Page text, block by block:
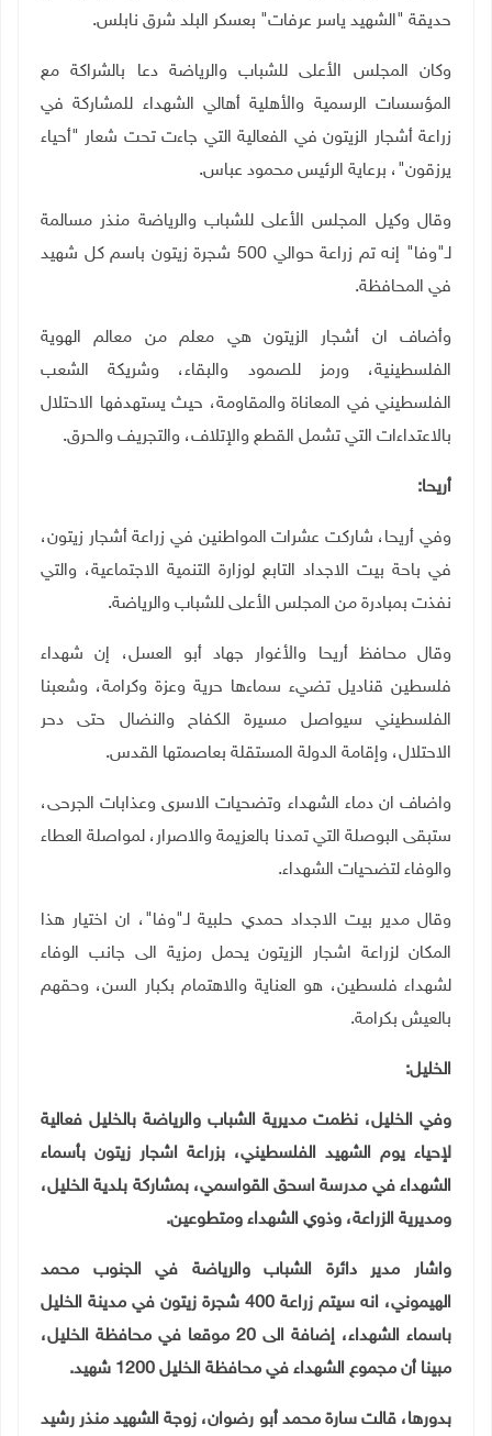
حديقة "الشهيد ياسر عرفات" بعسكر البلد شرق نابلس.
وكان المجلس الأعلى للشباب والرياضة دعا بالشراكة مع
المؤسسات الرسمية والأهلية أهالي الشهداء للمشاركة في
زراعة أشجار الزيتون في الفعالية التي جاءت تحت شعار "أحياء
يرزقون"، برعاية الرئيس محمود عباس.
وقال وكيل المجلس الأعلى للشباب والرياضة منذر مسالمة
لـ"وفا" إنه تم زراعة حوالي 500 شجرة زيتون باسم كل شهيد
في المحافظة.
وأضاف ان أشجار الزيتون هي معلم من معالم الهوية
الفلسطينية، ورمز للصمود والبقاء، وشريكة الشعب
الفلسطيني في المعاناة والمقاومة، حيث يستهدفها الاحتلال
بالاعتداءات التي تشمل القطع والإتلاف، والتجريف والحرق.
أريحا:
وفي أريحا، شاركت عشرات المواطنين في زراعة أشجار زيتون،
في باحة بيت الاجداد التابع لوزارة التنمية الاجتماعية، والتي
نفذت بمبادرة من المجلس الأعلى للشباب والرياضة.
وقال محافظ أريحا والأغوار جهاد أبو العسل، إن شهداء
فلسطين قناديل تضيء سماءها حرية وعزة وكرامة، وشعبنا
الفلسطيني سيواصل مسيرة الكفاح والنضال حتى دحر
الاحتلال، وإقامة الدولة المستقلة بعاصمتها القدس.
واضاف ان دماء الشهداء وتضحيات الاسرى وعذابات الجرحى،
ستبقى البوصلة التي تمدنا بالعزيمة والاصرار، لمواصلة العطاء
والوفاء لتضحيات الشهداء.
وقال مدير بيت الاجداد حمدي حلبية لـ"وفا"، ان اختيار هذا
المكان لزراعة اشجار الزيتون يحمل رمزية الى جانب الوفاء
لشهداء فلسطين، هو العناية والاهتمام بكبار السن، وحقهم
بالعيش بكرامة.
الخليل:
وفي الخليل، نظمت مديرية الشباب والرياضة بالخليل فعالية
لإحياء يوم الشهيد الفلسطيني، بزراعة اشجار زيتون بأسماء
الشهداء في مدرسة اسحق القواسمي، بمشاركة بلدية الخليل،
ومديرية الزراعة، وذوي الشهداء ومتطوعين.
واشار مدير دائرة الشباب والرياضة في الجنوب محمد
الهيموني، انه سيتم زراعة 400 شجرة زيتون في مدينة الخليل
باسماء الشهداء، إضافة الى 20 موقعا في محافظة الخليل،
مبينا أن مجموع الشهداء في محافظة الخليل 1200 شهيد
.
بدورها، قالت سارة محمد أبو رضوان، زوجة الشهيد منذر رشيد